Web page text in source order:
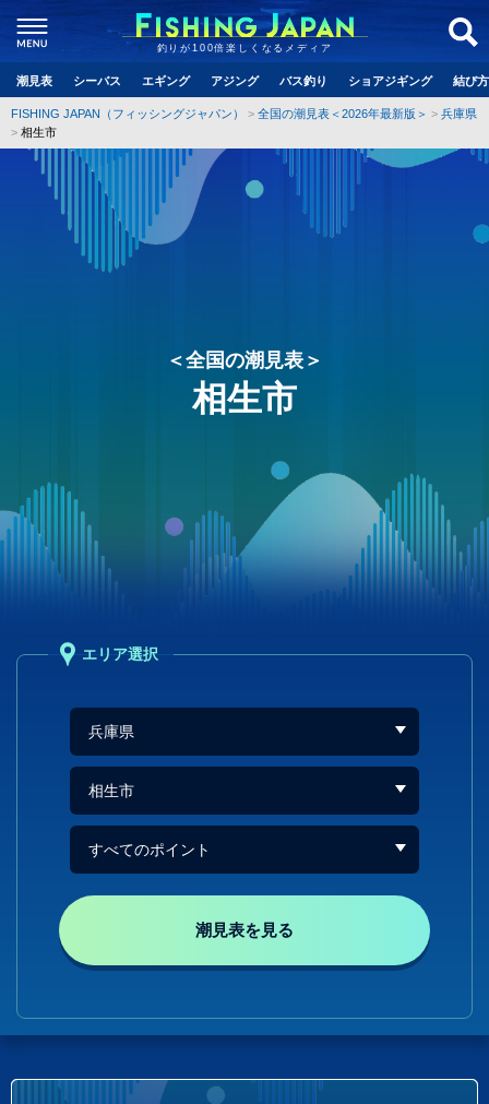
釣りが100倍楽しくなるメディア
潮見表 シーバス エギング アジング バス釣り ショアジギング 結び
FISHING JAPAN（フィッシングジャパン） 全国の潮見表＜2026年最新版＞
兵庫県
相生市
＜全国の潮見表＞
相生市
エリア選択
潮見表を見る